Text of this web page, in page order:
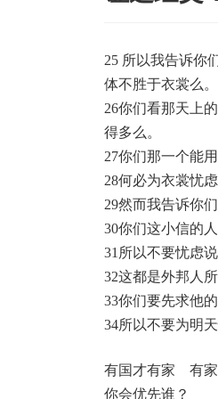
25 所以我告诉你
体不胜于衣裳么。
26你们看那天上
得多么。
27你们那一个能
28何必为衣裳忧
29然而我告诉你
30你们这小信的
31所以不要忧虑
32这都是外邦人
33你们要先求他
34所以不要为明
有国才有家 有家
你会优先谁？